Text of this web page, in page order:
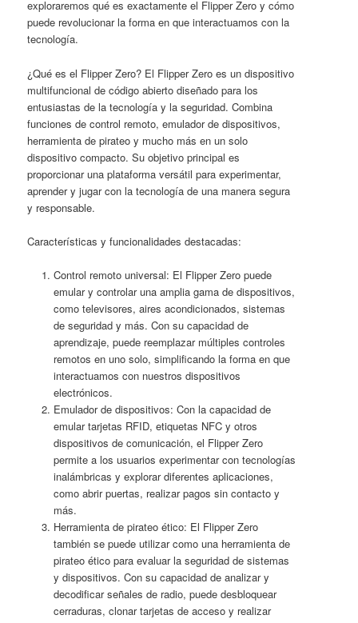
exploraremos qué es exactamente el Flipper Zero y cómo
puede revolucionar la forma en que interactuamos con la
tecnología.
¿Qué es el Flipper Zero? El Flipper Zero es un dispositivo
multifuncional de código abierto diseñado para los
entusiastas de la tecnología y la seguridad. Combina
funciones de control remoto, emulador de dispositivos,
herramienta de pirateo y mucho más en un solo
dispositivo compacto. Su objetivo principal es
proporcionar una plataforma versátil para experimentar,
aprender y jugar con la tecnología de una manera segura
y responsable.
Características y funcionalidades destacadas:
Control remoto universal: El Flipper Zero puede
emular y controlar una amplia gama de dispositivos,
como televisores, aires acondicionados, sistemas
de seguridad y más. Con su capacidad de
aprendizaje, puede reemplazar múltiples controles
remotos en uno solo, simplificando la forma en que
interactuamos con nuestros dispositivos
electrónicos.
Emulador de dispositivos: Con la capacidad de
emular tarjetas RFID, etiquetas NFC y otros
dispositivos de comunicación, el Flipper Zero
permite a los usuarios experimentar con tecnologías
inalámbricas y explorar diferentes aplicaciones,
como abrir puertas, realizar pagos sin contacto y
más.
Herramienta de pirateo ético: El Flipper Zero
también se puede utilizar como una herramienta de
pirateo ético para evaluar la seguridad de sistemas
y dispositivos. Con su capacidad de analizar y
decodificar señales de radio, puede desbloquear
cerraduras, clonar tarjetas de acceso y realizar